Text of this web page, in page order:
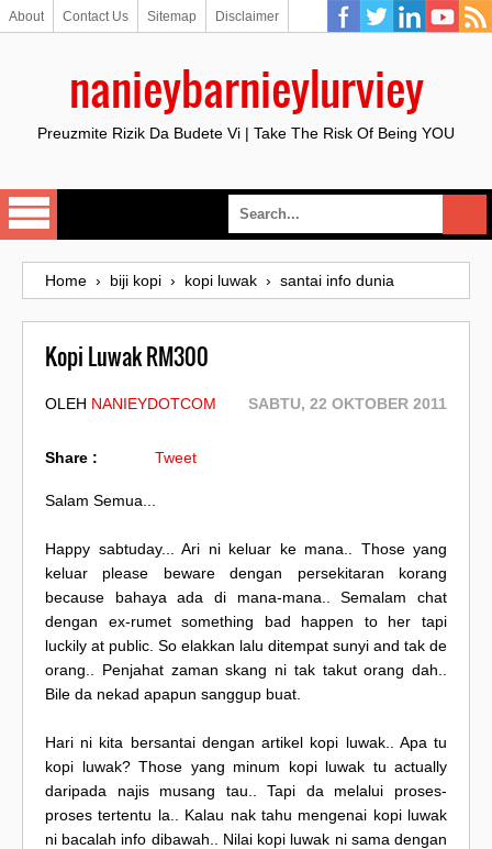
About Contact Us Sitemap Disclaimer
nanieybarnieylurviey
Preuzmite Rizik Da Budete Vi | Take The Risk Of Being YOU
Home › biji kopi › kopi luwak › santai info dunia
Kopi Luwak RM300
OLEH NANIEYDOTCOM SABTU, 22 OKTOBER 2011
Share : Tweet
Salam Semua...
Happy sabtuday... Ari ni keluar ke mana.. Those yang
keluar please beware dengan persekitaran korang
because bahaya ada di mana-mana.. Semalam chat
dengan ex-rumet something bad happen to her tapi
luckily at public. So elakkan lalu ditempat sunyi and tak de
orang.. Penjahat zaman skang ni tak takut orang dah..
Bile da nekad apapun sanggup buat.
Hari ni kita bersantai dengan artikel kopi luwak.. Apa tu
kopi luwak? Those yang minum kopi luwak tu actually
daripada najis musang tau.. Tapi da melalui proses-
proses tertentu la.. Kalau nak tahu mengenai kopi luwak
ni bacalah info dibawah.. Nilai kopi luwak ni sama dengan